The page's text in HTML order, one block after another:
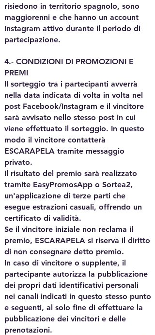
risiedono in territorio spagnolo, sono
maggiorenni e che hanno un account
Instagram attivo durante il periodo di
partecipazione.
4.- CONDIZIONI DI PROMOZIONI E
PREMI
Il sorteggio tra i partecipanti avverrà
nella data indicata di volta in volta nel
post Facebook/Instagram e il vincitore
sarà avvisato nello stesso post in cui
viene effettuato il sorteggio. In questo
modo il vincitore contatterà
ESCARAPELA tramite messaggio
privato.
Il risultato del premio sarà realizzato
tramite EasyPromosApp o Sortea2,
un'applicazione di terze parti che
esegue estrazioni casuali, offrendo un
certificato di validità.
Se il vincitore iniziale non reclama il
premio, ESCARAPELA si riserva il diritto
di non consegnare detto premio.
In caso di vincitore o supplente, il
partecipante autorizza la pubblicazione
dei propri dati identificativi personali
nei canali indicati in questo stesso punto
e seguenti, al solo fine di effettuare la
pubblicazione dei vincitori e delle
prenotazioni.